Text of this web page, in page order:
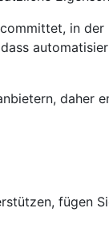
in der
daher
fügen